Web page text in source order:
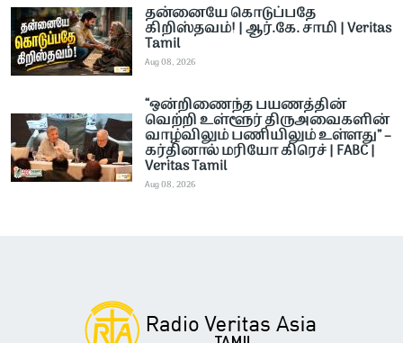
தன்னையே கொடுப்பதே
கிறிஸ்தவம்! | ஆர்.கே. சாமி | Veritas
Tamil
Aug 08, 2026
“ஒன்றிணைந்த பயணத்தின்
வெற்றி உள்ளூர் திருஅவைகளின்
வாழ்விலும் பணியிலும் உள்ளது” –
கர்தினால் மரியோ கிரெச் | FABC |
Veritas Tamil
Aug 08, 2026